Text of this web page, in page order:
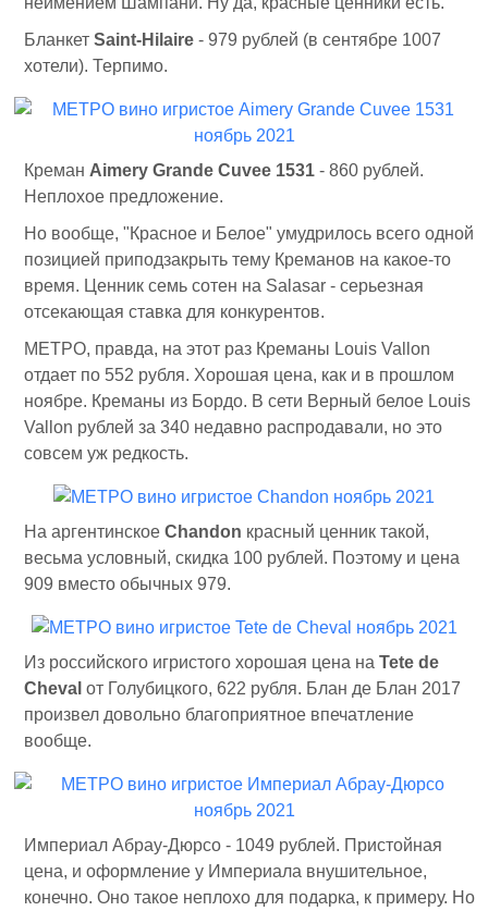
Бланкет Saint-Hilaire - 979 рублей (в сентябре 1007
хотели). Терпимо.
Креман Aimery Grande Cuvee 1531 - 860 рублей.
Неплохое предложение.
Но вообще, "Красное и Белое" умудрилось всего одной
позицией приподзакрыть тему Креманов на какое-то
время. Ценник семь сотен на Salasar - серьезная
отсекающая ставка для конкурентов.
МЕТРО, правда, на этот раз Креманы Louis Vallon
отдает по 552 рубля. Хорошая цена, как и в прошлом
ноябре. Креманы из Бордо. В сети Верный белое Louis
Vallon рублей за 340 недавно распродавали, но это
совсем уж редкость.
На аргентинское Chandon красный ценник такой,
весьма условный, скидка 100 рублей. Поэтому и цена
909 вместо обычных 979.
Из российского игристого хорошая цена на Tete de
Cheval от Голубицкого, 622 рубля. Блан де Блан 2017
произвел довольно благоприятное впечатление
вообще.
Империал Абрау-Дюрсо - 1049 рублей. Пристойная
цена, и оформление у Империала внушительное,
конечно. Оно такое неплохо для подарка, к примеру. Но